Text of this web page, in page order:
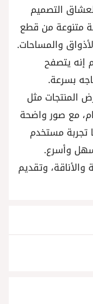
التصميم
متنوعة من قطع
والمساحات.
إنه يتصفح
بسرعة.
المنتجات مثل
مع صور واضحة
مستخدم
وأسرع.
وتقديم